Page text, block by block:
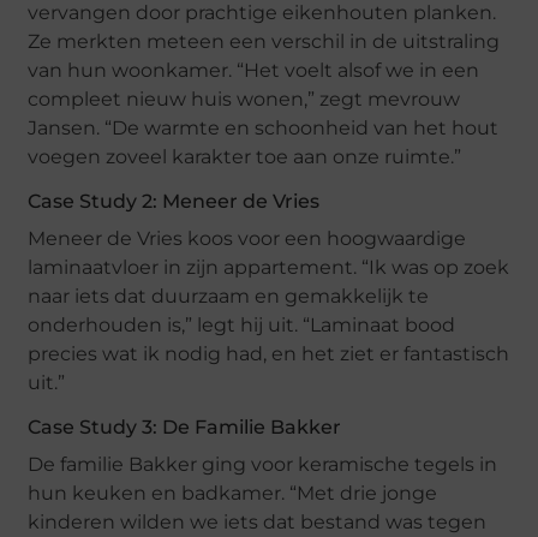
vervangen door prachtige eikenhouten planken.
Ze merkten meteen een verschil in de uitstraling
van hun woonkamer. “Het voelt alsof we in een
compleet nieuw huis wonen,” zegt mevrouw
Jansen. “De warmte en schoonheid van het hout
voegen zoveel karakter toe aan onze ruimte.”
Case Study 2: Meneer de Vries
Meneer de Vries koos voor een hoogwaardige
laminaatvloer in zijn appartement. “Ik was op zoek
naar iets dat duurzaam en gemakkelijk te
onderhouden is,” legt hij uit. “Laminaat bood
precies wat ik nodig had, en het ziet er fantastisch
uit.”
Case Study 3: De Familie Bakker
De familie Bakker ging voor keramische tegels in
hun keuken en badkamer. “Met drie jonge
kinderen wilden we iets dat bestand was tegen